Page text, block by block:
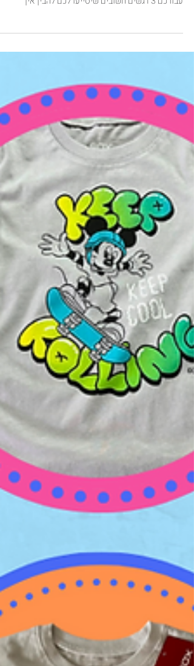
3 דגשים שחשוב להכיר לפני
שמזמינים הדפסה על חולצות
מעצבים, מקעקעים, מאיירים או סתם חשקה נפשכם